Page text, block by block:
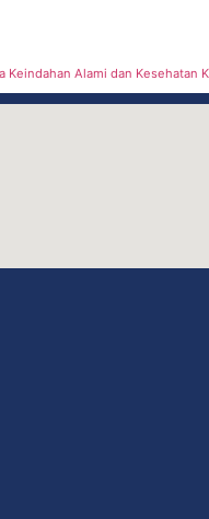
Keindahan Alami dan Kesehatan